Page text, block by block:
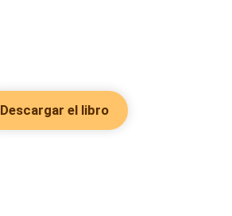
Descargar el libro